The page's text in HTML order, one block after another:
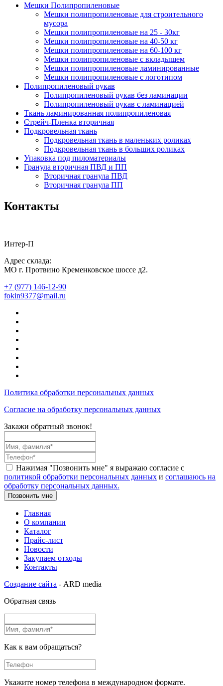
Мешки Полипропиленовые
Мешки полипропиленовые для строительного
мусора
Мешки полипропиленовые на 25 - 30кг
Мешки полипропиленовые на 40-50 кг
Мешки полипропиленовые на 60-100 кг
Мешки полипропиленовые с вкладышем
Мешки полипропиленовые ламинированные
Мешки полипропиленовые с логотипом
Полипропиленовый рукав
Полипропиленовый рукав без ламинации
Полипропиленовый рукав с ламинацией
Ткань ламинированная полипропиленовая
Стрейч-Пленка вторичная
Подкровельная ткань
Подкровельная ткань в маленьких роликах
Подкровельная ткань в больших роликах
Упаковка под пиломатериалы
Гранула вторичная ПВД и ПП
Вторичная гранула ПВД
Вторичная гранула ПП
Контакты
Интер-П
Адрес склада:
МО г. Протвино Кременковское шоссе д2.
+7 (977) 146-12-90
fokin9377@mail.ru
Политика обработки персональных данных
Согласие на обработку персональных данных
Закажи обратный звонок!
Нажимая "Позвонить мне" я выражаю согласие с
политикой обработки персональных данных и соглашаюсь на
обработку персональных данных.
Позвонить мне
Главная
О компании
Каталог
Прайс-лист
Новости
Закупаем отходы
Контакты
Создание сайта - ARD media
Обратная связь
Как к вам обращаться?
Укажите номер телефона в международном формате.